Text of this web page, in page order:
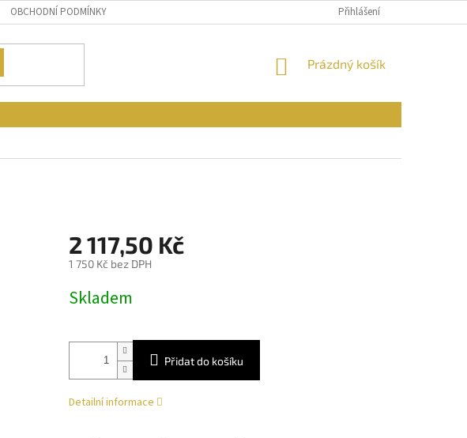
OBCHODNÍ PODMÍNKY REKLAMAČNÍ ŘÁD
Přihlášení
NÁKUPNÍ
Prázdný košík
2 117,50 Kč
1 750 Kč bez DPH
cena:
Skladem
Přidat do košíku
Detailní informace